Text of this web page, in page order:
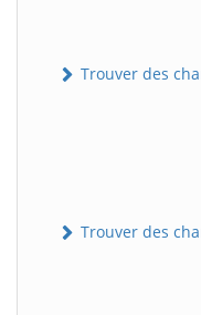
Trouver des
Trouver des